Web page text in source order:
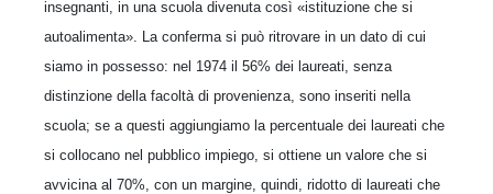
insegnanti, in una scuola divenuta così «istituzione che si
autoalimenta». La conferma si può ritrovare in un dato di cui
siamo in possesso: nel 1974 il 56% dei laureati, senza
distinzione della facoltà di provenienza, sono inseriti nella
scuola; se a questi aggiungiamo la percentuale dei laureati che
si collocano nel pubblico impiego, si ottiene un valore che si
avvicina al 70%, con un margine, quindi, ridotto di laureati che